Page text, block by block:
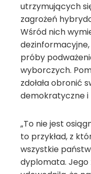
utrzymujących
zagrożeń
Wśród nich
próby
wyborczych.
zdołała obronić
demokratyczne
„To nie jest
to przykład, z
wszystkie
dyplomata. Jego